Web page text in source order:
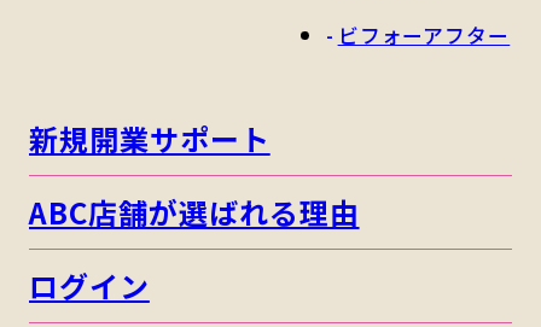
ビフォーアフター
新規開業サポート
ABC店舗が選ばれる理由
ログイン